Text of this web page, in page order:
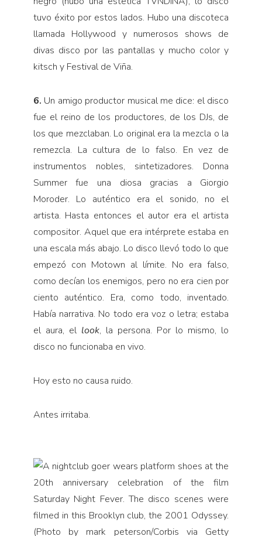
tuvo éxito por estos lados. Hubo una discoteca
llamada Hollywood y numerosos shows de
divas disco por las pantallas y mucho color y
kitsch y Festival de Viña.
6. Un amigo productor musical me dice: el disco
fue el reino de los productores, de los DJs, de
los que mezclaban. Lo original era la mezcla o la
remezcla. La cultura de lo falso. En vez de
instrumentos nobles, sintetizadores. Donna
Summer fue una diosa gracias a Giorgio
Moroder. Lo auténtico era el sonido, no el
artista. Hasta entonces el autor era el artista
compositor. Aquel que era intérprete estaba en
una escala más abajo. Lo disco llevó todo lo que
empezó con Motown al límite. No era falso,
como decían los enemigos, pero no era cien por
ciento auténtico. Era, como todo, inventado.
Había narrativa. No todo era voz o letra; estaba
el aura, el look, la persona. Por lo mismo, lo
disco no funcionaba en vivo.
Hoy esto no causa ruido.
Antes irritaba.